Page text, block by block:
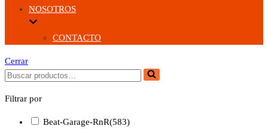
NOSOTROS
CONTACTO
Cerrar
Buscar...
Filtrar por
Beat-Garage-RnR(583)